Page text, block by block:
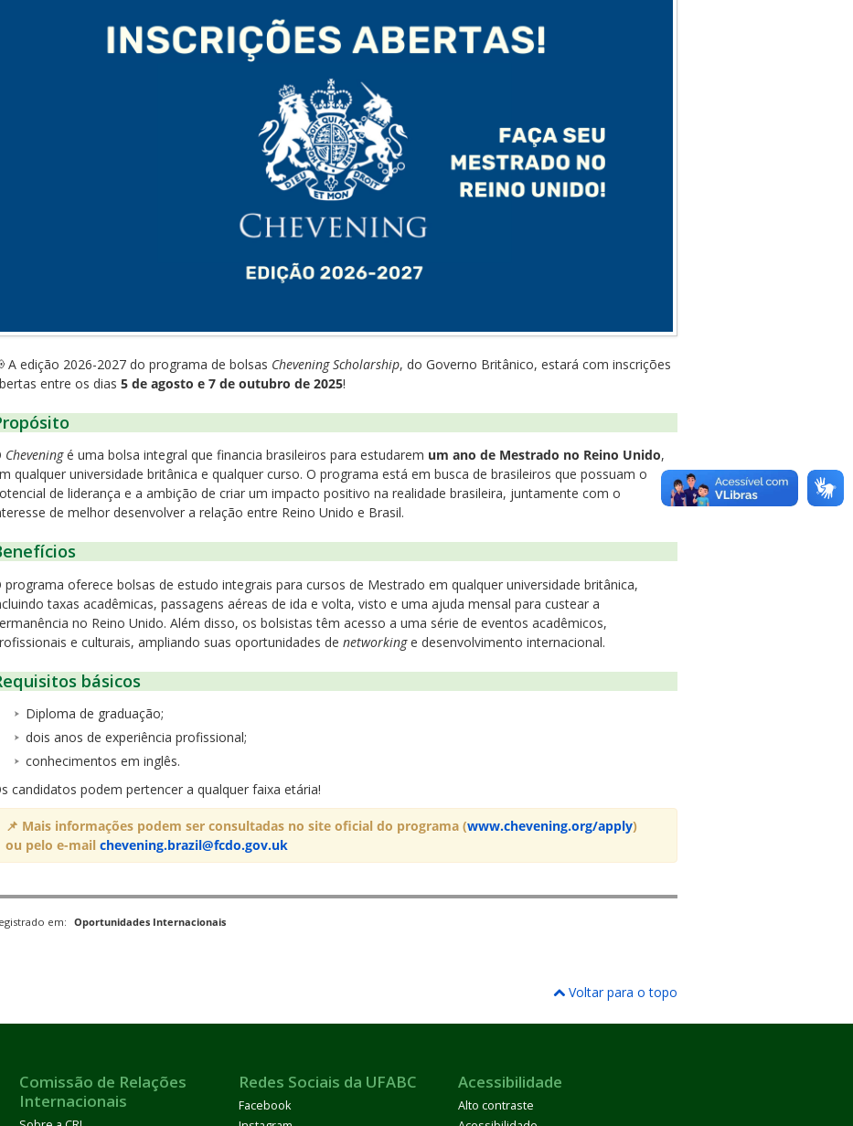
A edição 2026-2027 do programa de bolsas Chevening Scholarship, do Governo Britânico, estará com inscrições
entre os dias 5 de agosto e 7 de outubro de 2025!
Cheveningé uma bolsa integral que financia brasileiros para estudarem um ano de Mestrado no Reino Unido,
qualquer universidade britânica e qualquer curso. O programa está em busca de brasileiros que possuam o
de liderança e a ambição de criar um impacto positivo na realidade brasileira, juntamente com o
de melhor desenvolver a relação entre Reino Unido e Brasil.
programa oferece bolsas de estudo integrais para cursos de Mestrado em qualquer universidade britânica,
taxas acadêmicas, passagens aéreas de ida e volta, visto e uma ajuda mensal para custear a
no Reino Unido. Além disso, os bolsistas têm acesso a uma série de eventos acadêmicos,
e culturais, ampliando suas oportunidades de networkinge desenvolvimento internacional.
básicos
Diploma de graduação;
dois anos de experiência profissional;
conhecimentos em inglês.
candidatos podem pertencer a qualquer faixa etária!
📌 Mais informações podem ser consultadas no site oficial do programa (www.chevening.org/apply)
ou pelo e-mail chevening.brazil@fcdo.gov.uk
em: Oportunidades Internacionais
Voltar para o topo
Comissão de Relações
Internacionais
Redes Sociais da UFABC
Facebook
Acessibilidade
Alto contraste